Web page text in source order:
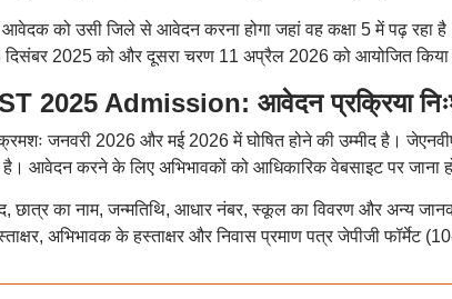
को उसी जिले से आवेदन करना होगा जहां वह कक्षा 5 में पढ़ रहा
2025 को और दूसरा चरण 11 अप्रैल 2026 को आयोजित किया
2025 Admission: आवेदन प्रक्रिया
जनवरी 2026 और मई 2026 में घोषित होने की उम्मीद है।
आवेदन करने के लिए अभिभावकों को आधिकारिक वेबसाइट पर जाना
छात्र का नाम, जन्मतिथि, आधार नंबर, स्कूल का विवरण और अन्य
अभिभावक के हस्ताक्षर और निवास प्रमाण पत्र जेपीजी फॉर्मेट